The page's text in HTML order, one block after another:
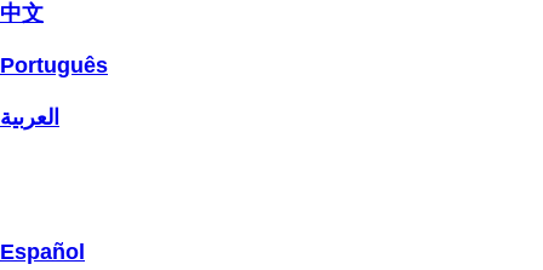
中文
Português
العربية
Español